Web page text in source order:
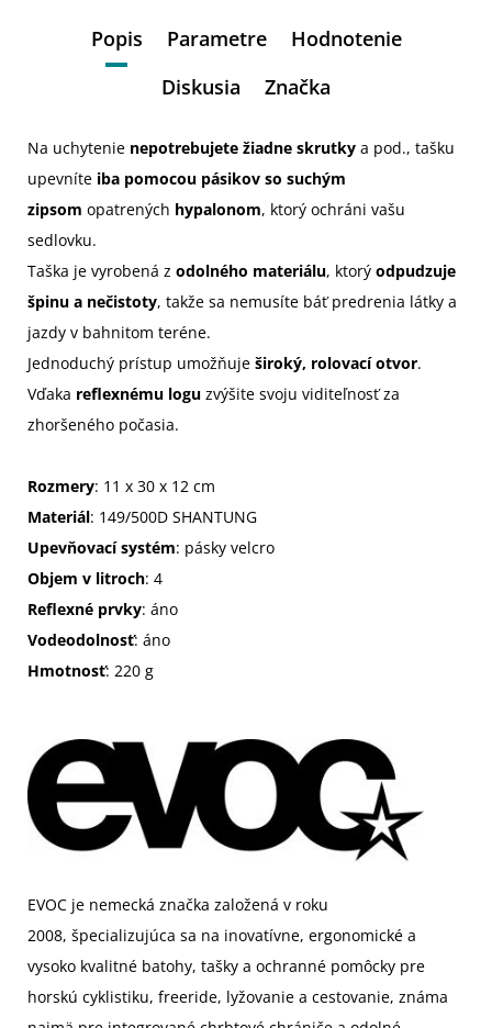
Popis Parametre
Hodnotenie
Diskusia
Značka
Na uchytenie nepotrebujete žiadne skrutky a pod., tašku
upevníte iba pomocou pásikov so suchým
zipsom opatrených hypalonom, ktorý ochráni vašu
sedlovku.
Taška je vyrobená z odolného materiálu, ktorý odpudzuje
špinu a nečistoty, takže sa nemusíte báť predrenia látky a
jazdy v bahnitom teréne.
Jednoduchý prístup umožňuje široký, rolovací otvor.
Vďaka reflexnému logu zvýšite svoju viditeľnosť za
zhoršeného počasia.
Rozmery: 11 x 30 x 12 cm
Materiál: 149/500D SHANTUNG
Upevňovací systém: pásky velcro
Objem v litroch: 4
Reflexné prvky: áno
Vodeodolnosť: áno
Hmotnosť: 220 g
EVOC je nemecká značka založená v roku
2008, špecializujúca sa na inovatívne, ergonomické a
vysoko kvalitné batohy, tašky a ochranné pomôcky pre
horskú cyklistiku, freeride, lyžovanie a cestovanie, známa